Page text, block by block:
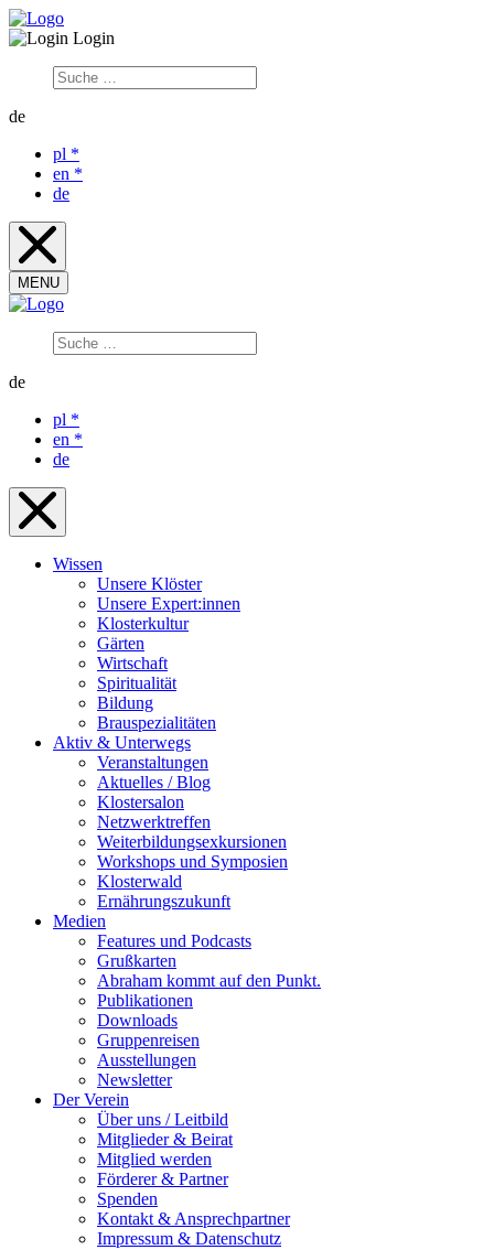
Login
de
pl *
en *
de
MENU
de
pl *
en *
de
Wissen
Unsere Klöster
Unsere Expert:innen
Klosterkultur
Gärten
Wirtschaft
Spiritualität
Bildung
Brauspezialitäten
Aktiv & Unterwegs
Veranstaltungen
Aktuelles / Blog
Klostersalon
Netzwerktreffen
Weiterbildungsexkursionen
Workshops und Symposien
Klosterwald
Ernährungszukunft
Medien
Features und Podcasts
Grußkarten
Abraham kommt auf den Punkt.
Publikationen
Downloads
Gruppenreisen
Ausstellungen
Newsletter
Der Verein
Über uns / Leitbild
Mitglieder & Beirat
Mitglied werden
Förderer & Partner
Spenden
Kontakt & Ansprechpartner
Impressum & Datenschutz